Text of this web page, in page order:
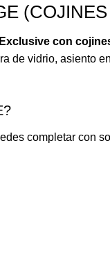
con
de vidrio, asiento
completar con